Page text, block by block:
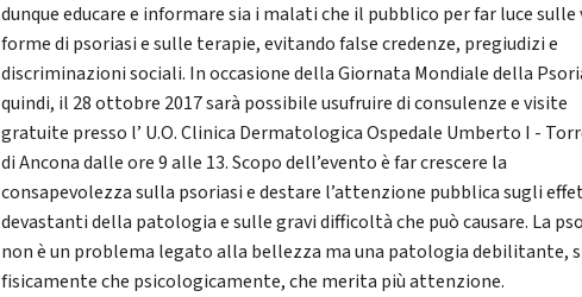
dunque educare e informare sia i malati che il pubblico per far luce sulle
forme di psoriasi e sulle terapie, evitando false credenze, pregiudizi e
discriminazioni sociali. In occasione della Giornata Mondiale della
quindi, il 28 ottobre 2017 sarà possibile usufruire di consulenze e visite
gratuite presso l’ U.O. Clinica Dermatologica Ospedale Umberto I -
di Ancona dalle ore 9 alle 13. Scopo dell’evento è far crescere la
consapevolezza sulla psoriasi e destare l’attenzione pubblica sugli
devastanti della patologia e sulle gravi difficoltà che può causare. La
non è un problema legato alla bellezza ma una patologia debilitante,
fisicamente che psicologicamente, che merita più attenzione.